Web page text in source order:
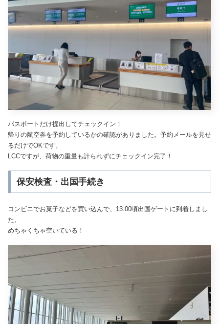
パスポートだけ提出してチェックイン！
帰りの航空券を予約しているかの確認がありました。予約メールを見せ
るだけでOKです。
LCCですが、荷物の重量も計られずにチェックイン完了！
保安検査・出国手続き
コンビニでお菓子などを買い込んで、13:00頃出国ゲートに到着しまし
た。
めちゃくちゃ空いている！